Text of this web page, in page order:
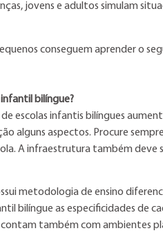
jovens e adultos simulam
conseguem aprender o
infantil bilíngue?
escolas infantis bilíngues
alguns aspectos. Procure
A infraestrutura também deve
metodologia de ensino
bilíngue as especificidades de
também com ambientes